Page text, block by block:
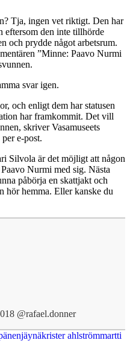
Tja, ingen vet riktigt. Den har
eftersom den inte tillhörde
och prydde något arbetsrum.
”Minne: Paavo Nurmi
svar igen.
och enligt dem har statusen
har framkommit. Det vill
skriver Vasamuseets
e-post.
Silvola är det möjligt att någon
Nurmi med sig. Nästa
påbörja en skattjakt och
hör hemma. Eller kanske du
@rafael.donner
jäynäkrister ahlströmmartti